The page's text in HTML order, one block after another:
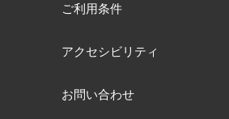
ご利用条件
アクセシビリティ
お問い合わせ